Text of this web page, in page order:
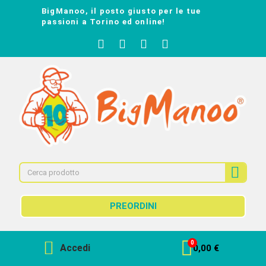
BigManoo, il posto giusto per le tue
passioni a Torino ed online!
PREORDINI
Accedi 0,00 €